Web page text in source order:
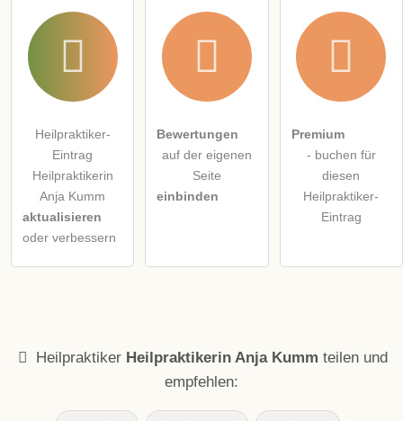
Heilpraktiker-
Eintrag
Heilpraktikerin
Anja Kumm
aktualisieren
oder verbessern
Bewertungen
auf der eigenen
Seite
einbinden
Premium
- buchen für
diesen
Heilpraktiker-
Eintrag
Heilpraktiker Heilpraktikerin Anja Kumm teilen und
empfehlen: